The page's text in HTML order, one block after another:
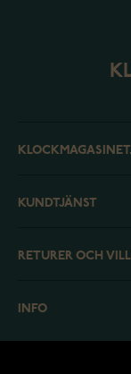
KUNDTJÄNST
RETURER OCH
INFO